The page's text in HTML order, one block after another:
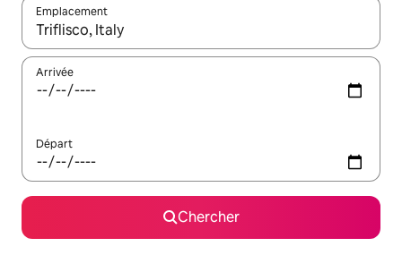
Emplacement
Quand les résultats sont affichés, parcourez-les en utilisant
Arrivée
Départ
Chercher